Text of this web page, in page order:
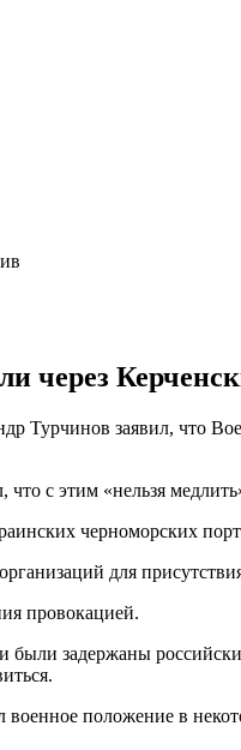
через
Турчинов заявил, что
с этим «нельзя
черноморских
для
провокацией.
задержаны
положение в